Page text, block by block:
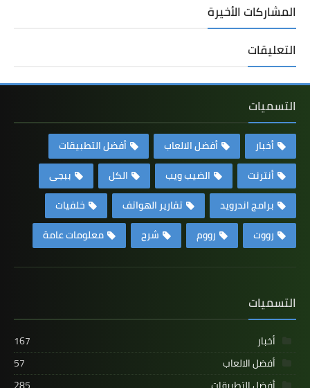
المشاركات الأخيرة
التعليقات
التسميات
أخبار أفضل الالعاب
أفضل التطبيقات
أنترنت
الضيب ويب الكل
ببجى
برامج اندرويد
تقارير الهواتف
خلفيات
رووت
رووم شرح معلومات عامة
التسميات
أخبار
167
أفضل الالعاب
57